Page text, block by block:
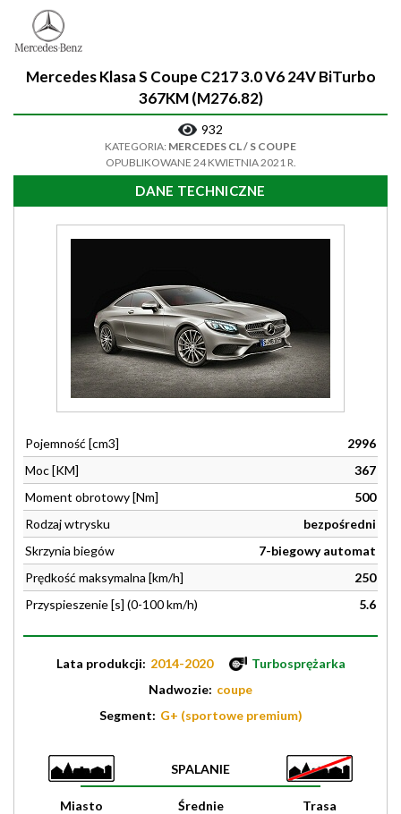
Mercedes Klasa S Coupe C217 3.0 V6 24V BiTurbo
367KM (M276.82)
932
KATEGORIA: MERCEDES CL / S COUPE
OPUBLIKOWANE 24 KWIETNIA 2021 R.
DANE TECHNICZNE
Pojemność [cm3]
2996
Moc [KM]
367
Moment obrotowy [Nm]
500
Rodzaj wtrysku
bezpośredni
Skrzynia biegów
7-biegowy automat
Prędkość maksymalna [km/h]
250
Przyspieszenie [s] (0-100 km/h)
5.6
Lata produkcji: 2014-2020
Turbosprężarka
Nadwozie: coupe
Segment: G+ (sportowe premium)
SPALANIE
Miasto Średnie Trasa